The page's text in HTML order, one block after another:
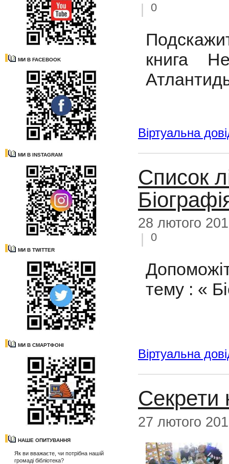
МИ В FACEBOOK
МИ В INSTAGRAM
МИ В TWITTER
МИ В СМАРТФОНІ
НАШЕ ОПИТУВАННЯ
Як ви вважаєте, чи потрібна нашій
громаді бібліотека?
0
книга
Віртуальна
Список
28 лютого
0
тему : «
Віртуальна
Секрети
27 лютого